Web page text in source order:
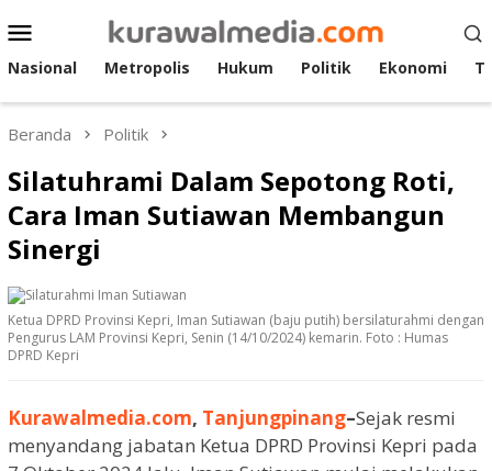
ke
konten
Menu
Mobile
Nasional Metropolis Hukum Politik Ekonomi
Beranda Politik
Silatuhrami Dalam Sepotong Roti,
Cara Iman Sutiawan Membangun
Sinergi
Ketua DPRD Provinsi Kepri, Iman Sutiawan (baju putih) bersilaturahmi dengan
Pengurus LAM Provinsi Kepri, Senin (14/10/2024) kemarin. Foto : Humas
DPRD Kepri
Kurawalmedia.com, Tanjungpinang–Sejak resmi
menyandang jabatan Ketua DPRD Provinsi Kepri pada